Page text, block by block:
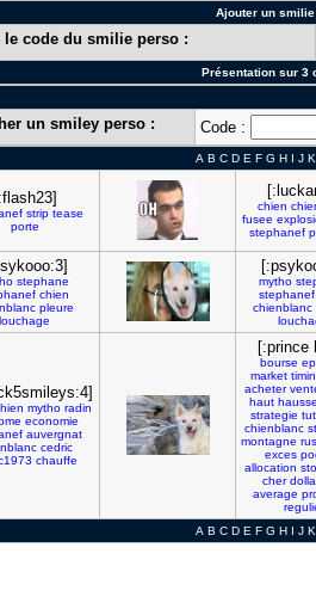
Ajouter un
le code du smilie perso :
Présentation sur 3
un smiley perso : Code :
A B C D E F G H I J K
strip tease
porte
chien
fusee
stephanef
stephane
chien
pleure
louchage
mytho
stephanef
chienblanc
mytho radin
economie
auvergnat
cedric
chauffe
[:prince
bourse
market
acheter
haut
strategie
chienblanc
montagne
exces
allocation
cher
average
A B C D E F G H I J K